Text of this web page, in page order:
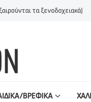
τα ξενοδοχειακά)
ΒΡΕΦΙΚΑ